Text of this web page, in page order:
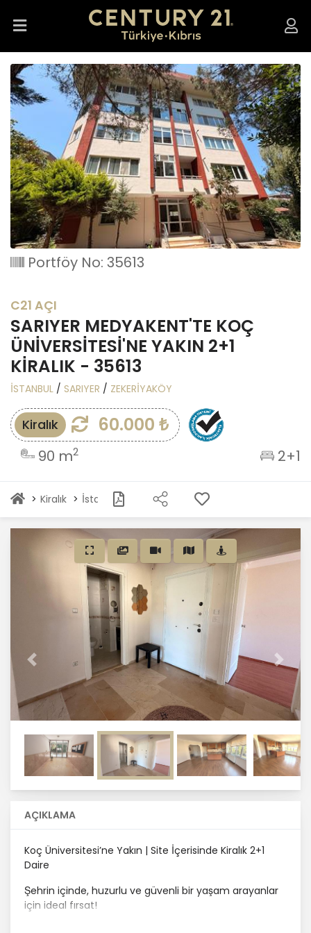
Portföy No: 35613
C21 AÇI
SARIYER MEDYAKENT'TE KOÇ
ÜNİVERSİTESİ'NE YAKIN 2+1
KİRALIK - 35613
İSTANBUL / SARIYER / ZEKERİYAKÖY
Kiralık 60.000 ₺
90 m2 2+1
Kiralık İstanbul-Avrupa Kiralık Sarıyer Kiralık
Önceki
AÇIKLAMA
Koç Üniversitesi’ne Yakın | Site İçerisinde Kiralık 2+1
Daire
Şehrin içinde, huzurlu ve güvenli bir yaşam arayanlar
için ideal fırsat!